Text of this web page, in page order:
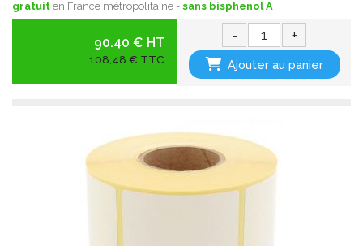
gratuit en France métropolitaine - sans bisphenol A
90.40 € HT
108,48 € TTC
- +
Ajouter au panier